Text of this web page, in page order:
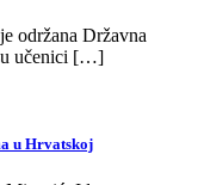
održana Državna
učenici […]
u Hrvatskoj